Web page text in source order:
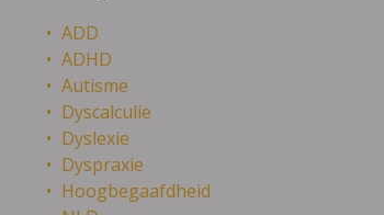
ADD
ADHD
Autisme
Dyscalculie
Dyslexie
Dyspraxie
Hoogbegaafdheid